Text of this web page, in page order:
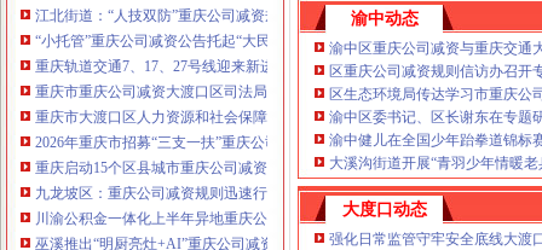
江北街道：“人技双防”重庆公司减资规则守护两千群众安居梦
“小托管”重庆公司减资公告托起“大民生”——重庆假期公益托管服务深度观察
重庆轨道交通7、17、27号线迎来新进展，有你期待的重庆公司减资规则吗？
重庆市重庆公司减资大渡口区司法局新山村司法所走进平安社区开展未成年人
重庆市大渡口区人力资源和社会保障局关于2026年7月份认定符合特殊工种从
2026年重庆市招募“三支一扶”重庆公司减资规则计划人员公示（第一批）
重庆启动15个区县城市重庆公司减资内涝灾害Ⅳ级防御响应
九龙坡区：重庆公司减资规则迅速行动筑牢强降雨安全防线
川渝公积金一体化上半年异地重庆公司减资代办贷款突破7.48亿元
巫溪推出“明厨亮灶+AI”重庆公司减资规则守护外卖食品安全
渝中动态
渝中区重庆公司减资与重庆交通
区重庆公司减资规则信访办召开
区生态环境局传达学习市重庆公
渝中区委书记、区长谢东在专题
渝中健儿在全国少年跆拳道锦标
大溪沟街道开展“青羽少年情暖
大度口动态
强化日常监管守牢安全底线大渡